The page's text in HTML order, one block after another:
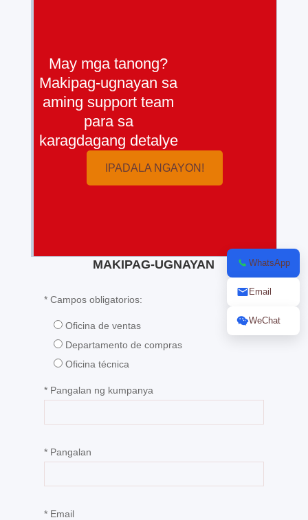
May mga tanong?
Makipag-ugnayan sa
aming support team
para sa
karagdagang detalye
IPADALA NGAYON!
MAKIPAG-UGNAYAN
* Campos obligatorios:
Oficina de ventas
Departamento de compras
Oficina técnica
* Pangalan ng kumpanya
* Pangalan
* Email
WhatsApp
Email
WeChat